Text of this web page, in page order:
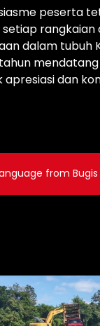
peserta
dalam tubuh
dan
from Bugis